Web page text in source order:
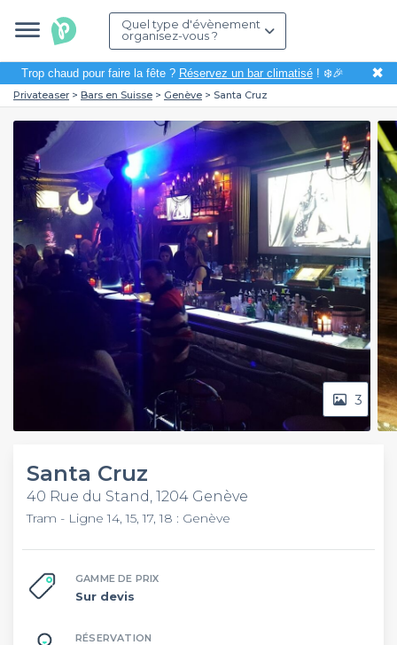
Quel type d'évènement
organisez-vous ?
Trop chaud pour faire la fête ? Réservez un bar climatisé! ❄️🎉 ✖
Privateaser Bars en Suisse Genève Santa Cruz
3
Santa Cruz
40 Rue du Stand, 1204 Genève
Tram - Ligne 14, 15, 17, 18 : Genève
GAMME DE PRIX
Sur devis
RÉSERVATION